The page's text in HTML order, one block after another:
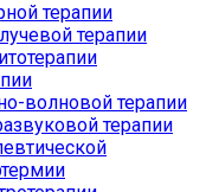
терапии
терапии
волновой терапии
терапии